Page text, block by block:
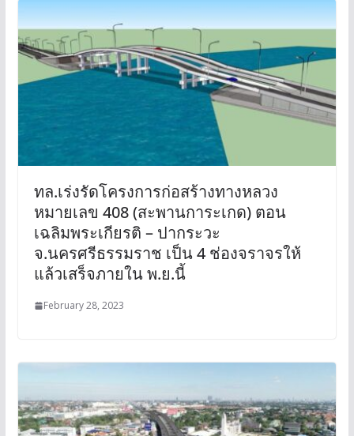
ทล.เร่งรัดโครงการก่อสร้างทางหลวง
หมายเลข 408 (สะพานการะเกด) ตอน
เฉลิมพระเกียรติ – ปากระวะ
จ.นครศรีธรรมราช เป็น 4 ช่องจราจรให้
แล้วเสร็จภายใน พ.ย.นี้
February 28, 2023